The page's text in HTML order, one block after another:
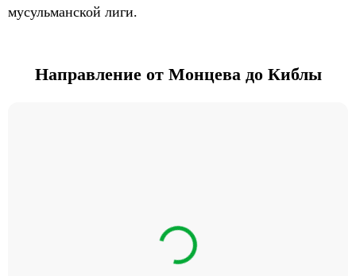
мусульманской лиги.
Направление от Монцева до Киблы